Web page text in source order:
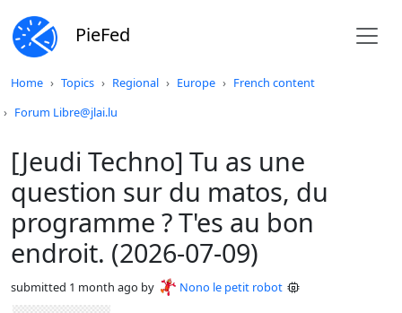
PieFed
Home Topics Regional Europe
French content
Forum Libre@jlai.lu
[Jeudi Techno] Tu as une
question sur du matos, du
programme ? T'es au bon
endroit. (2026-07-09)
submitted 1 month ago by Nono le petit robot
Do not click this